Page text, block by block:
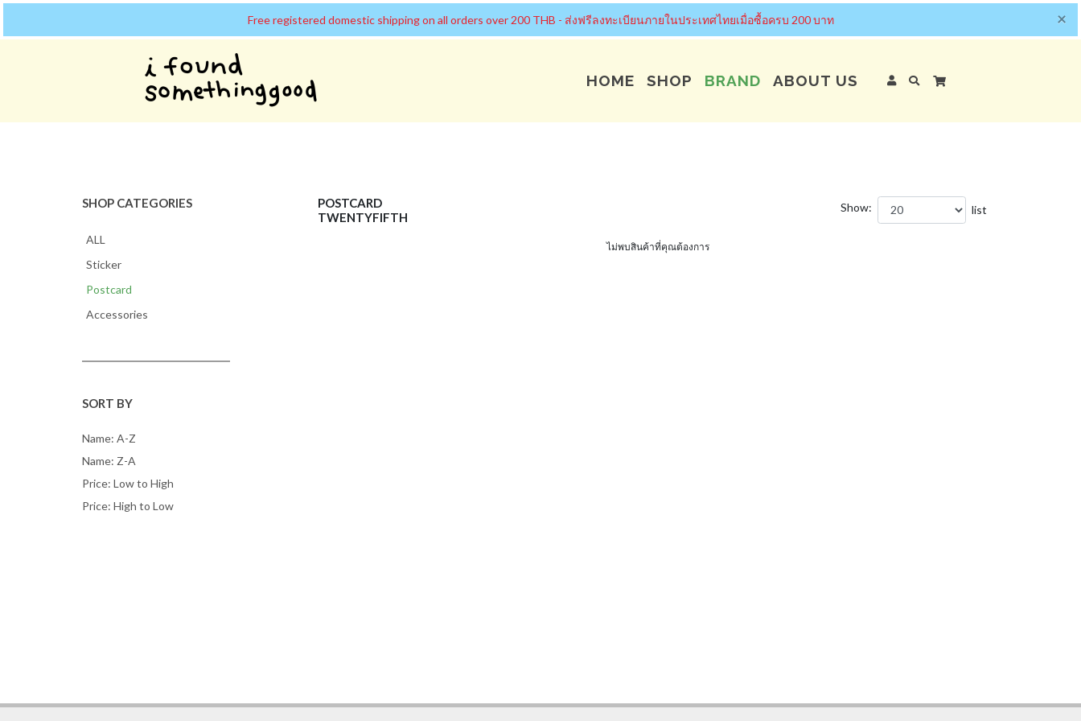
Free registered domestic shipping on all orders over 200 THB - ส่งฟรีลงทะเบียนภายในประเทศไทยเมื่อซื้อครบ 200 บาท ×
HOME SHOP BRAND ABOUT US
SHOP CATEGORIES
ALL
Sticker
Postcard
Accessories
SORT BY
Name: A-Z
Name: Z-A
Price: Low to High
Price: High to Low
POSTCARD
TWENTYFIFTH
Show: list
ไม่พบสินค้าที่คุณต้องการ